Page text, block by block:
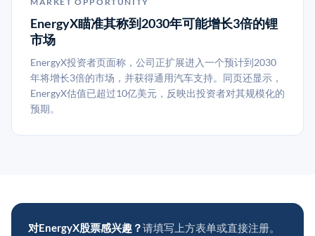
EnergyX瞄准其称到2030年可能增长3倍的锂
市场
EnergyX投资者页面称，公司正扩展进入一个预计到2030
年将增长3倍的市场，并获得通用汽车支持。同页还显示，
EnergyX估值已超过10亿美元，反映出投资者对其规模化的
预期。
对EnergyX股票感兴趣？请填写上方表单或直接注册。